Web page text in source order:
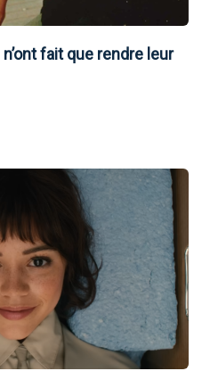
fait que rendre leur